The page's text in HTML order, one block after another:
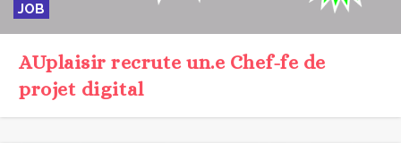
JOB
AUplaisir recrute un.e Chef-fe de
projet digital